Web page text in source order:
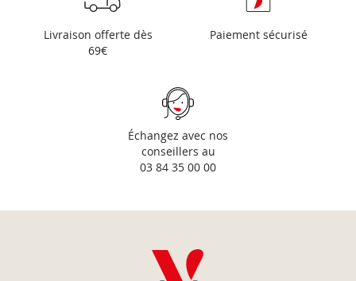
Livraison offerte dès
69€
Paiement sécurisé
Échangez avec nos
conseillers au
03 84 35 00 00